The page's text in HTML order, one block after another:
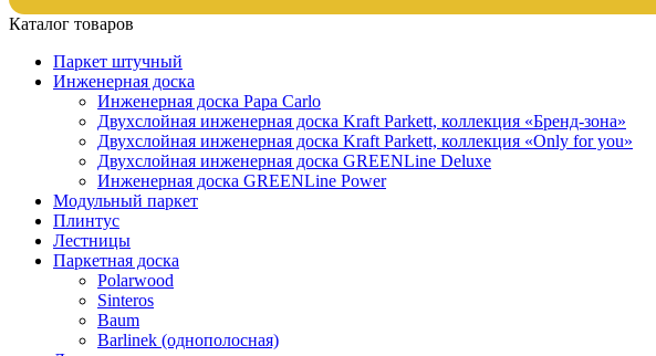
Каталог товаров
Паркет штучный
Инженерная доска
Инженерная доска Papa Carlo
Двухслойная инженерная доска Kraft Parkett, коллекция «Бренд-зона»
Двухслойная инженерная доска Kraft Parkett, коллекция «Only for you»
Двухслойная инженерная доска GREENLine Deluxe
Инженерная доска GREENLine Power
Модульный паркет
Плинтус
Лестницы
Паркетная доска
Polarwood
Sinteros
Baum
Barlinek (однополосная)